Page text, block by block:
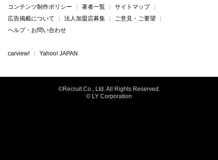
コンテンツ制作ポリシー
著者一覧
サイトマップ
広告掲載について
法人加盟店募集
ご意見・ご要望
ヘルプ・お問い合わせ
carview! Yahoo! JAPAN
©Recruit Co., Ltd. All Rights Reserved.
© LY Corporation